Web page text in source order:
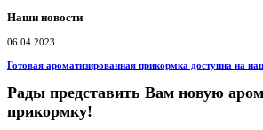
Наши новости
06.04.2023
Готовая ароматизированная прикормка доступна на
Рады представить Вам новую
прикормку!